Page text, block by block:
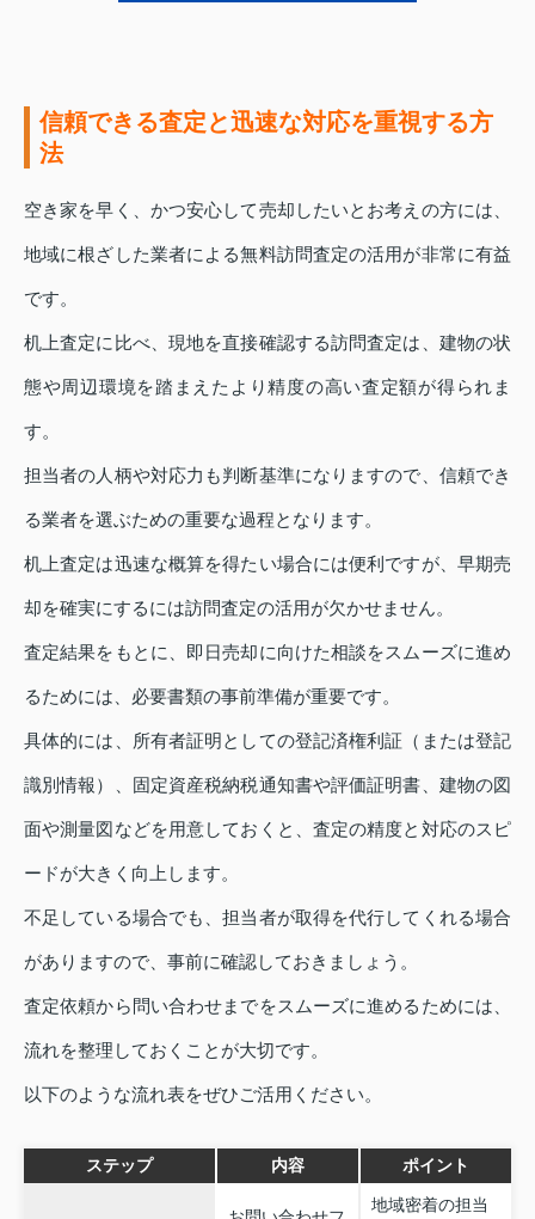
信頼できる査定と迅速な対応を重視する方
法
空き家を早く、かつ安心して売却したいとお考えの方には、
地域に根ざした業者による無料訪問査定の活用が非常に有益
です。
机上査定に比べ、現地を直接確認する訪問査定は、建物の状
態や周辺環境を踏まえたより精度の高い査定額が得られま
す。
担当者の人柄や対応力も判断基準になりますので、信頼でき
る業者を選ぶための重要な過程となります。
机上査定は迅速な概算を得たい場合には便利ですが、早期売
却を確実にするには訪問査定の活用が欠かせません。
査定結果をもとに、即日売却に向けた相談をスムーズに進め
るためには、必要書類の事前準備が重要です。
具体的には、所有者証明としての登記済権利証（または登記
識別情報）、固定資産税納税通知書や評価証明書、建物の図
面や測量図などを用意しておくと、査定の精度と対応のスピ
ードが大きく向上します。
不足している場合でも、担当者が取得を代行してくれる場合
がありますので、事前に確認しておきましょう。
査定依頼から問い合わせまでをスムーズに進めるためには、
流れを整理しておくことが大切です。
以下のような流れ表をぜひご活用ください。
ステップ 内容 ポイント
地域密着の担当